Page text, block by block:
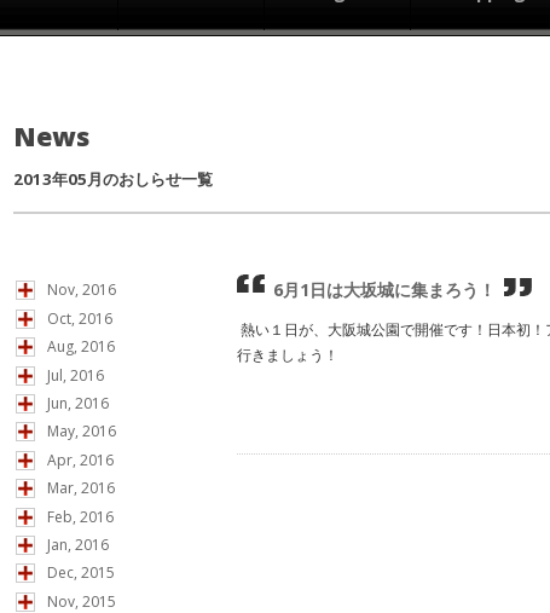
News
2013年05月のおしらせ一覧
Nov, 2016
Oct, 2016
Aug, 2016
Jul, 2016
Jun, 2016
May, 2016
Apr, 2016
Mar, 2016
Feb, 2016
Jan, 2016
Dec, 2015
Nov, 2015
6月1日は大坂城に集まろう！
熱い１日が、大阪城公園で開催です！日本
行きましょう！